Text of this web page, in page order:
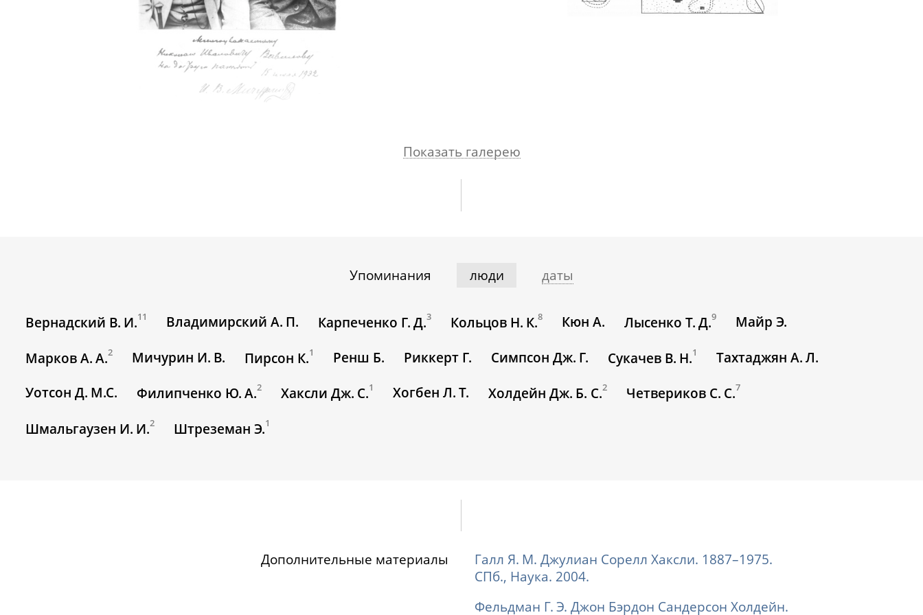
Показать галерею
Упоминания люди даты
Вернадский В. И.11 Владимирский А. П. Карпеченко Г. Д.3 Кольцов Н. К.8 Кюн А. Лысенко Т. Д.9 Майр Э.
Марков А. А.2 Мичурин И. В. Пирсон К.1 Ренш Б. Риккерт Г. Симпсон Дж. Г. Сукачев В. Н.1
Тахтаджян А. Л.
Уотсон Д. М.С.
Филипченко Ю. А.2 Хаксли Дж. С.1 Хогбен Л. Т. Холдейн Дж. Б. С.2 Четвериков С. С.7
Шмальгаузен И. И.2 Штреземан Э.1
Дополнительные материалы
Галл Я. М. Джулиан Сорелл Хаксли. 1887–1975.
СПб., Наука. 2004.
Фельдман Г. Э. Джон Бэрдон Сандерсон Холдейн.